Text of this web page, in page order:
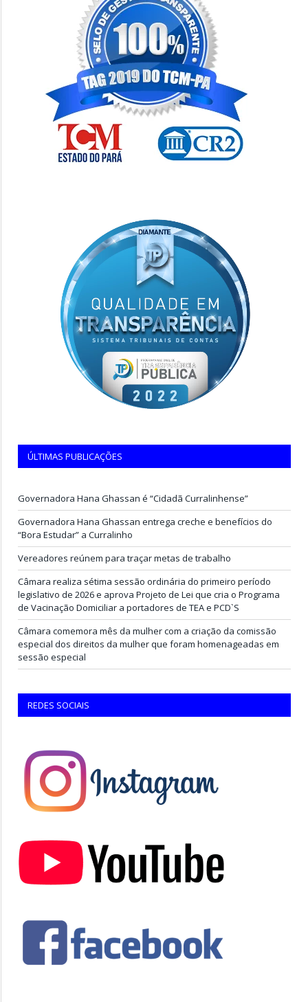
ÚLTIMAS PUBLICAÇÕES
Governadora Hana Ghassan é “Cidadã Curralinhense”
Governadora Hana Ghassan entrega creche e benefícios do
“Bora Estudar” a Curralinho
Vereadores reúnem para traçar metas de trabalho
Câmara realiza sétima sessão ordinária do primeiro período
legislativo de 2026 e aprova Projeto de Lei que cria o Programa
de Vacinação Domiciliar a portadores de TEA e PCD`S
Câmara comemora mês da mulher com a criação da comissão
especial dos direitos da mulher que foram homenageadas em
sessão especial
REDES SOCIAIS